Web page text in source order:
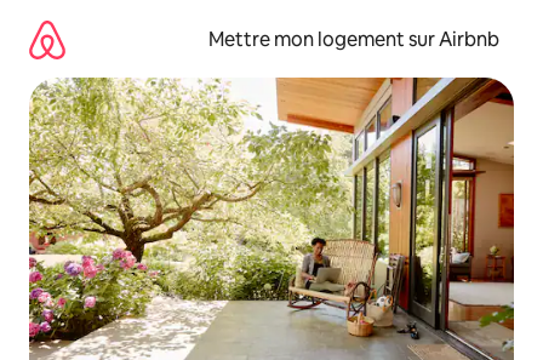
directement
contenu
Mettre mon logement sur Airbnb